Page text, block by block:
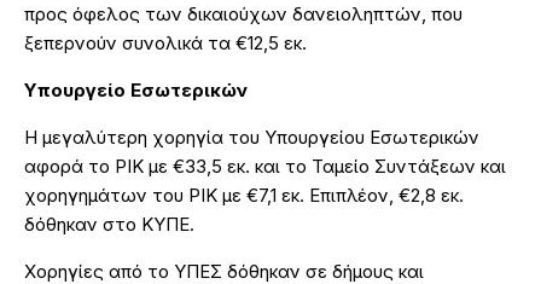
προς όφελος των δικαιούχων δανειοληπτών, που
ξεπερνούν συνολικά τα €12,5 εκ.
Υπουργείο Εσωτερικών
Η μεγαλύτερη χορηγία του Υπουργείου Εσωτερικών
αφορά το ΡΙΚ με €33,5 εκ. και το Ταμείο Συντάξεων και
χορηγημάτων του ΡΙΚ με €7,1 εκ. Επιπλέον, €2,8 εκ.
δόθηκαν στο ΚΥΠΕ.
Χορηγίες από το ΥΠΕΣ δόθηκαν σε δήμους και